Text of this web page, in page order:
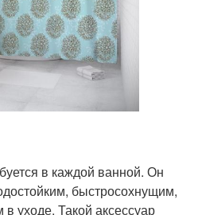
в каждой ванной. Он
быстросохнущим,
уходе. Такой аксессуар